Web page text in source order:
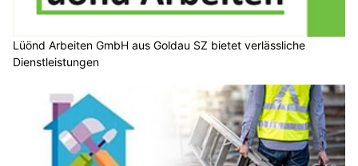
Lüönd Arbeiten GmbH aus Goldau SZ bietet verlässliche
Dienstleistungen